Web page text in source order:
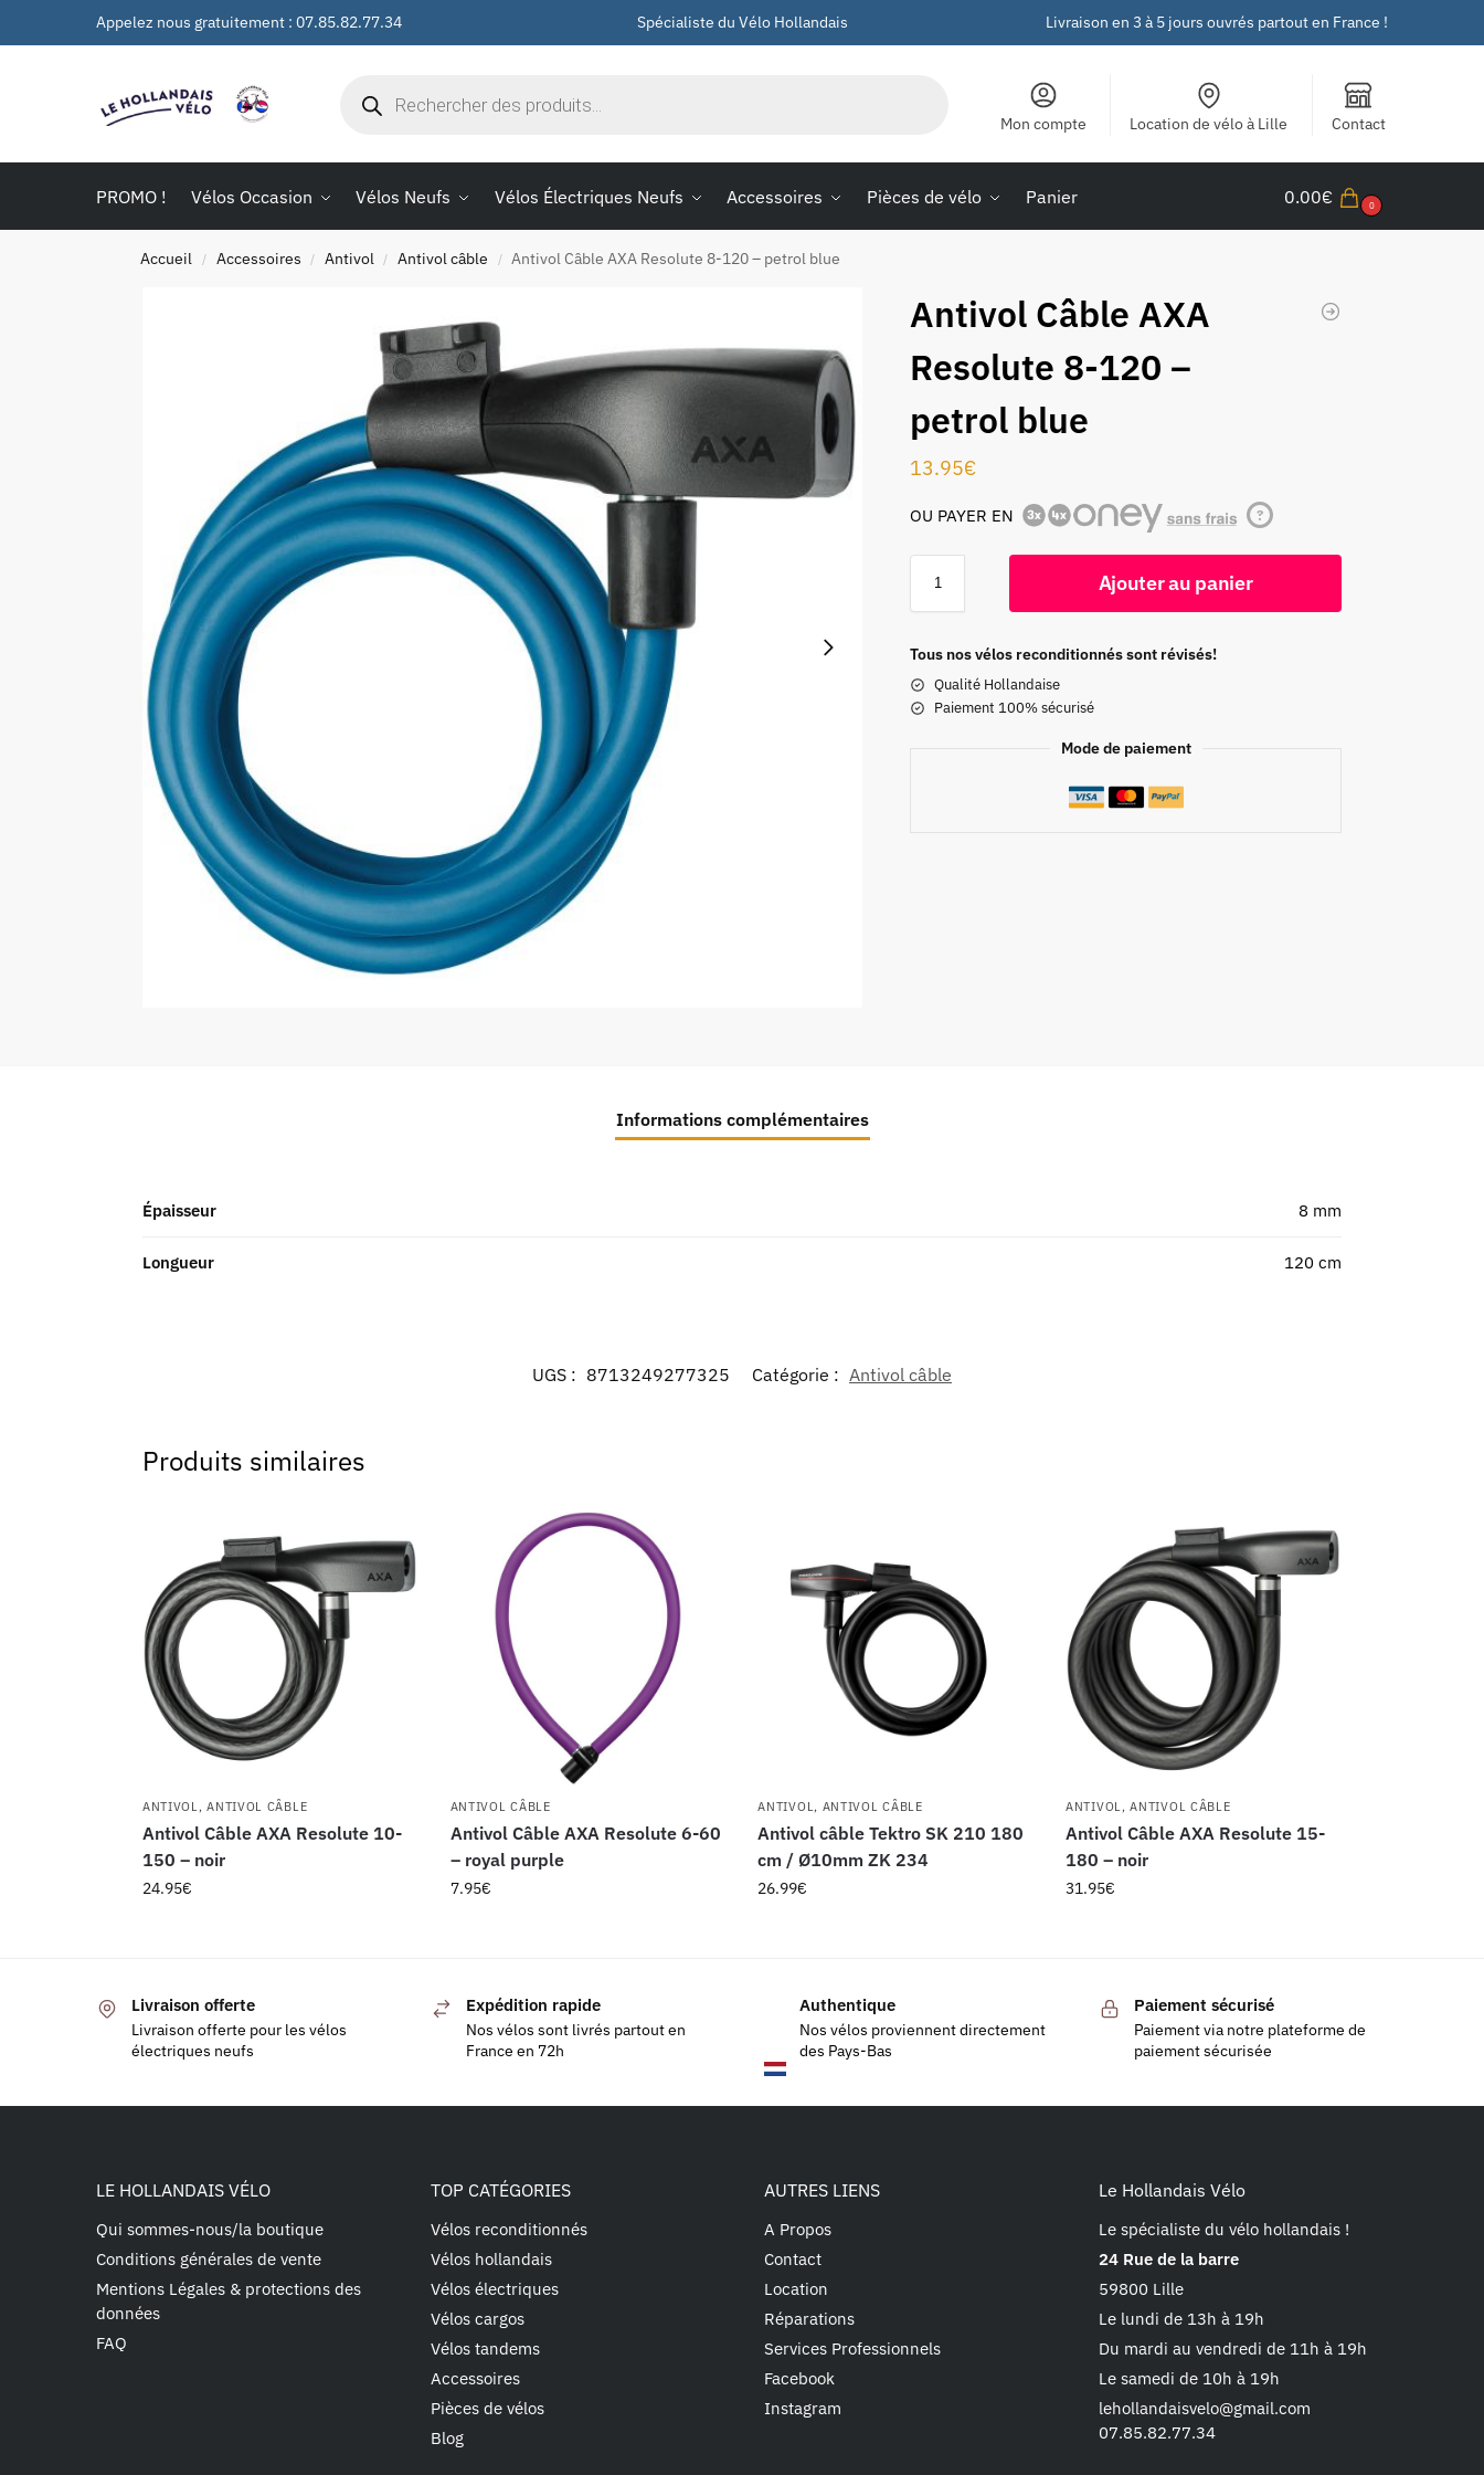
Appelez nous gratuitement : 07.85.82.77.34 Spécialiste du Vélo Hollandais Livraison en 3 à 5 jours ouvrés partout en France !
Mon compte Location de vélo à Lille Contact
PROMO ! Vélos Occasion Vélos Neufs Vélos Électriques Neufs Accessoires Pièces de vélo Panier 0.00€ 0
Accueil / Accessoires / Antivol / Antivol câble / Antivol Câble AXA Resolute 8-120 – petrol blue
Antivol Câble AXA
Resolute 8-120 –
petrol blue
13.95€
OU PAYER EN ?
Ajouter au panier
Tous nos vélos reconditionnés sont révisés!
Qualité Hollandaise
Paiement 100% sécurisé
Mode de paiement
Informations complémentaires
Épaisseur 8 mm
Longueur 120 cm
UGS : 8713249277325 Catégorie : Antivol câble
Produits similaires
ANTIVOL,ANTIVOL CÂBLE
Antivol Câble AXA Resolute 10-
150 – noir
24.95€
ANTIVOL CÂBLE
Antivol Câble AXA Resolute 6-60
– royal purple
7.95€
ANTIVOL, ANTIVOL CÂBLE
Antivol câble Tektro SK 210 180
cm / Ø10mm ZK 234
26.99€
ANTIVOL,ANTIVOL CÂBLE
Antivol Câble AXA Resolute 15-
180 – noir
31.95€
Livraison offerte
Livraison offerte pour les vélos
électriques neufs
Expédition rapide
Nos vélos sont livrés partout en
France en 72h
Authentique
Nos vélos proviennent directement
des Pays-Bas
Paiement sécurisé
Paiement via notre plateforme de
paiement sécurisée
LE HOLLANDAIS VÉLO
Qui sommes-nous/la boutique
Conditions générales de vente
Mentions Légales & protections des
données
FAQ
TOP CATÉGORIES
Vélos reconditionnés
Vélos hollandais
Vélos électriques
Vélos cargos
Vélos tandems
Accessoires
Pièces de vélos
Blog
AUTRES LIENS
A Propos
Contact
Location
Réparations
Services Professionnels
Facebook
Instagram
Le Hollandais Vélo
Le spécialiste du vélo hollandais !
24 Rue de la barre
59800 Lille
Le lundi de 13h à 19h
Du mardi au vendredi de 11h à 19h
Le samedi de 10h à 19h
lehollandaisvelo@gmail.com
07.85.82.77.34